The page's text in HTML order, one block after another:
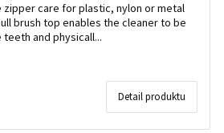
zipper care for plastic, nylon or metal
brush top enables the cleaner to be
and physicall...
Detail produktu